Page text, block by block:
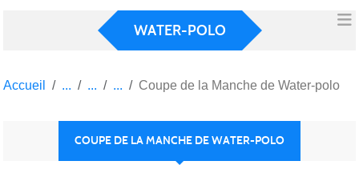
WATER-POLO
Accueil Coupe de la Manche de Water-polo
COUPE DE LA MANCHE DE WATER-POLO